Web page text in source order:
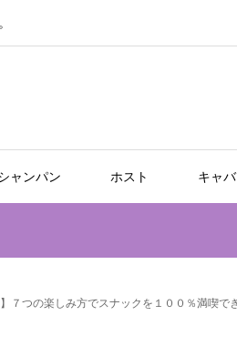
ャンパン ホスト キャ
７つの楽しみ方でスナックを１００％満喫で